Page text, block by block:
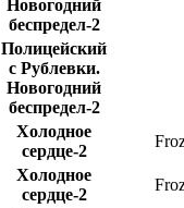
Новогодний
беспредел-2
Полицейский
с Рублевки.
Новогодний
беспредел-2
Холодное
сердце-2
Холодное
сердце-2